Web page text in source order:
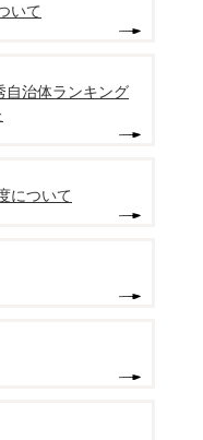
いて
治体ランキング
について